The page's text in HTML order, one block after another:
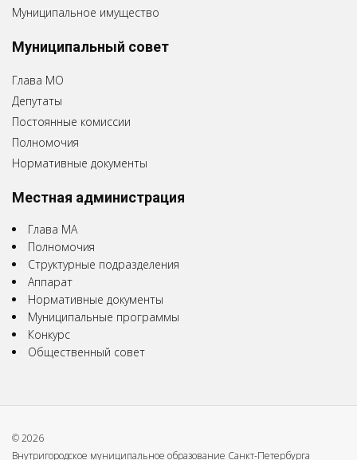
Муниципальное имущество
Муниципальный совет
Глава МО
Депутаты
Постоянные комиссии
Полномочия
Нормативные документы
Местная администрация
Глава МА
Полномочия
Структурные подразделения
Аппарат
Нормативные документы
Муниципальные программы
Конкурс
Общественный совет
© 2026
Внутригородское муниципальное образование Санкт-Петербурга